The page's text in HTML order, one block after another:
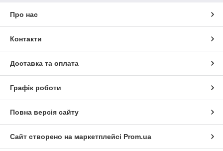
Про нас
Контакти
Доставка та оплата
Графік роботи
Повна версія сайту
Сайт створено на маркетплейсі Prom.ua